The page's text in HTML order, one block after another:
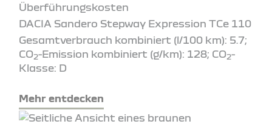
Überführungskosten
DACIA Sandero Stepway Expression TCe 110
Gesamtverbrauch kombiniert (l/100 km): 5.7;
CO2-Emission kombiniert (g/km): 128; CO2-
Klasse: D
Mehr entdecken